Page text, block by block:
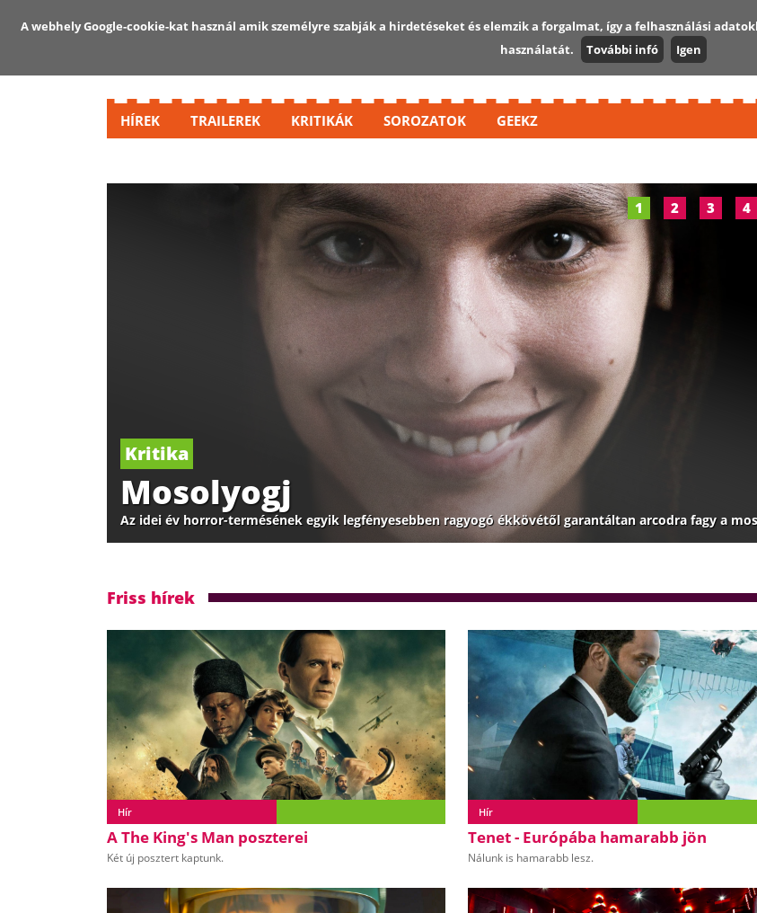
HÍREK TRAILEREK KRITIKÁK SOROZATOK GEEKZ
1
Kritika
Mosolyogj
Az idei év horror-termésének egyik legfényesebben ragyogó ékkövétől garantáltan arcodra fagy a
2 3 4
Friss hírek
Hír
A The King's Man poszterei
Két új posztert kaptunk.
Hír
Tenet - Európába hamarabb jön
Nálunk is hamarabb lesz.
A webhely Google-cookie-kat használ amik személyre szabják a hirdetéseket és elemzik a forgalmat, így a felhasználási
használatát.
További infó Igen